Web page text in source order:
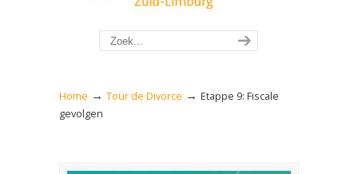
Home → Tour de Divorce → Etappe 9: Fiscale
gevolgen